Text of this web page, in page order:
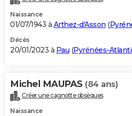
Naissance
01/07/1943 à Arthez-d'Asson (
Décès
20/01/2023 à Pau (Pyrénées-
Michel MAUPAS (84 ans)
Créer une cagnotte obsèques
Naissance